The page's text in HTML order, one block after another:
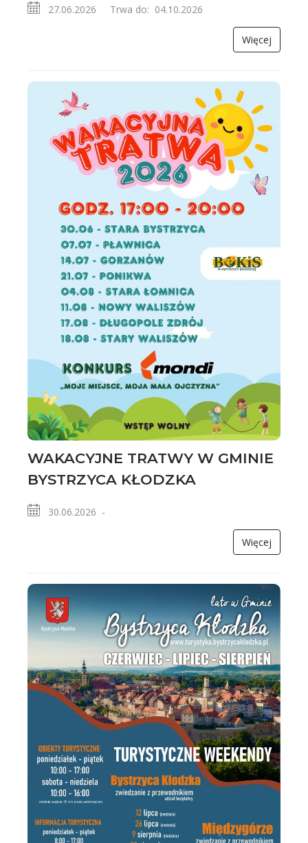
27.06.2026 Trwa do: 04.10.2026
Więcej
WAKACYJNE TRATWY W GMINIE
BYSTRZYCA KŁODZKA
30.06.2026 -
Więcej